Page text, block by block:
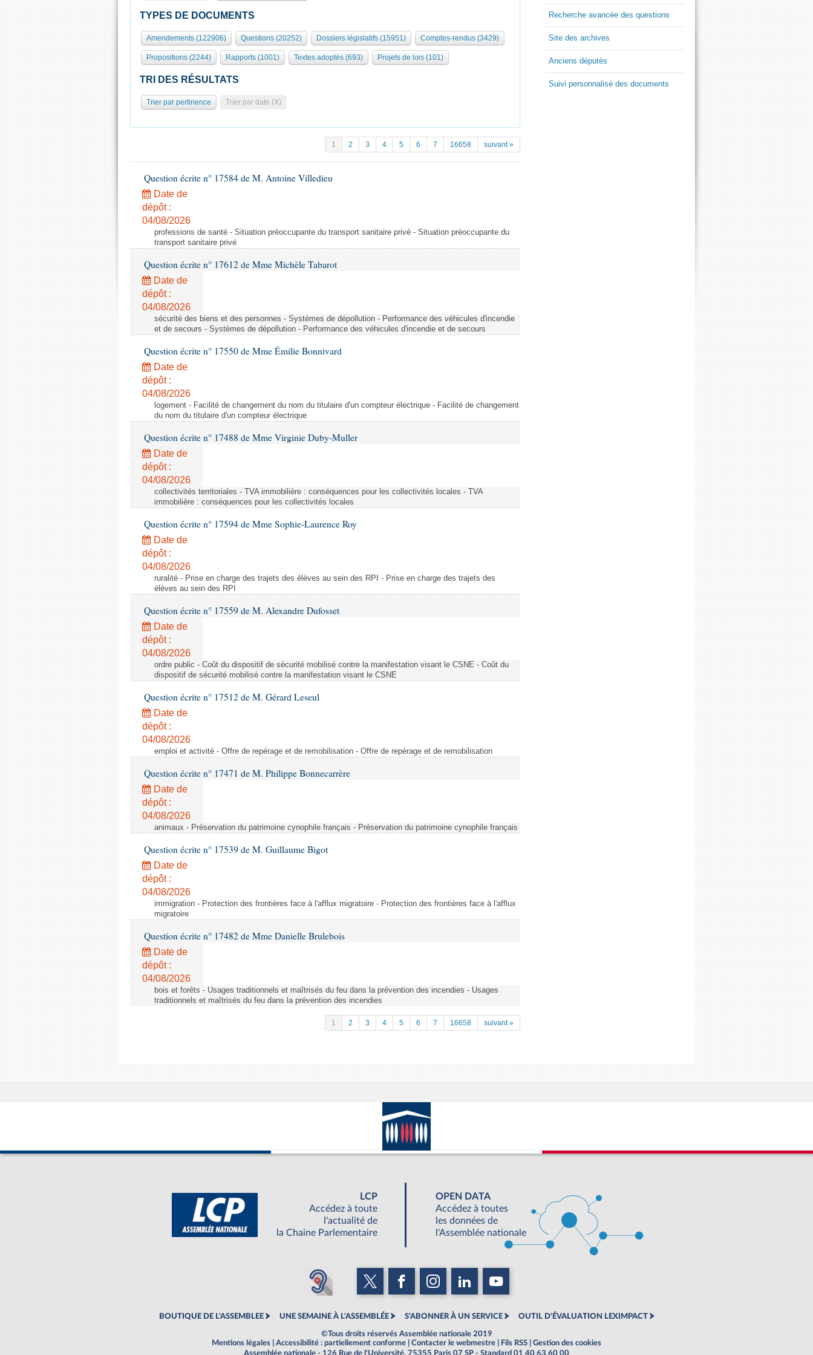
TYPES DE DOCUMENTS
Amendements (122906) Questions (20252) Dossiers législatifs (15951) Comptes-rendus (3429)
Propositions (2244) Rapports (1001) Textes adoptés (693) Projets de lois (101)
TRI DES RÉSULTATS
Trier par pertinence Trier par date (X)
1 2 3 4 5 6 7 16658 suivant »
Question écrite n° 17584 de M. Antoine Villedieu
Date de
dépôt :
04/08/2026
professions de santé - Situation préoccupante du transport sanitaire privé - Situation préoccupante du
transport sanitaire privé
Question écrite n° 17612 de Mme Michèle Tabarot
Date de
dépôt :
04/08/2026
sécurité des biens et des personnes - Systèmes de dépollution - Performance des véhicules d'incendie
et de secours - Systèmes de dépollution - Performance des véhicules d'incendie et de secours
Question écrite n° 17550 de Mme Émilie Bonnivard
Date de
dépôt :
04/08/2026
logement - Facilité de changement du nom du titulaire d'un compteur électrique - Facilité de changement
du nom du titulaire d'un compteur électrique
Question écrite n° 17488 de Mme Virginie Duby-Muller
Date de
dépôt :
04/08/2026
collectivités territoriales - TVA immobilière : conséquences pour les collectivités locales - TVA
immobilière : conséquences pour les collectivités locales
Question écrite n° 17594 de Mme Sophie-Laurence Roy
Date de
dépôt :
04/08/2026
ruralité - Prise en charge des trajets des élèves au sein des RPI - Prise en charge des trajets des
élèves au sein des RPI
Question écrite n° 17559 de M. Alexandre Dufosset
Date de
dépôt :
04/08/2026
ordre public - Coût du dispositif de sécurité mobilisé contre la manifestation visant le CSNE - Coût du
dispositif de sécurité mobilisé contre la manifestation visant le CSNE
Question écrite n° 17512 de M. Gérard Leseul
Date de
dépôt :
04/08/2026
emploi et activité - Offre de repérage et de remobilisation - Offre de repérage et de remobilisation
Question écrite n° 17471 de M. Philippe Bonnecarrère
Date de
dépôt :
04/08/2026
animaux - Préservation du patrimoine cynophile français - Préservation du patrimoine cynophile français
Question écrite n° 17539 de M. Guillaume Bigot
Date de
dépôt :
04/08/2026
immigration - Protection des frontières face à l'afflux migratoire - Protection des frontières face à l'afflux
migratoire
Question écrite n° 17482 de Mme Danielle Brulebois
Date de
dépôt :
04/08/2026
bois et forêts - Usages traditionnels et maîtrisés du feu dans la prévention des incendies - Usages
traditionnels et maîtrisés du feu dans la prévention des incendies
1 2 3 4 5 6 7 16658 suivant »
Recherche avancée des questions
Site des archives
Anciens députés
Suivi personnalisé des documents
LCP
Accédez à toute
l'actualité de
la Chaine Parlementaire
OPEN DATA
Accédez à toutes
les données de
l'Assemblée nationale
BOUTIQUE DE L'ASSEMBLEE UNE SEMAINE À L'ASSEMBLÉE S'ABONNER À UN SERVICE OUTIL D'ÉVALUATION LEXIMPACT
©Tous droits réservés Assemblée nationale 2019
Mentions légales
Accessibilité : partiellement conforme Contacter le webmestre Fils RSS
Gestion des cookies
Assemblée nationale - 126 Rue de l'Université, 75355 Paris 07 SP - Standard 01 40 63 60 00